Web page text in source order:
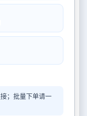
；批量下单请一